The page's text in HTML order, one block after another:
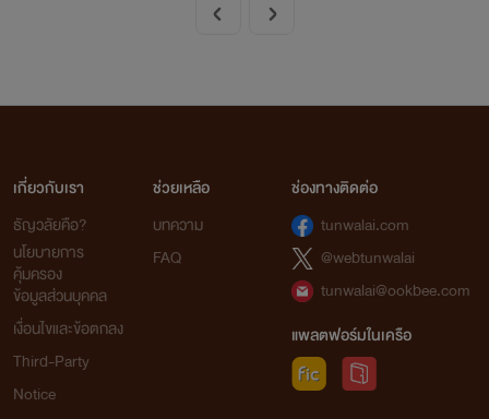
เกี่ยวกับเรา
ธัญวลัยคือ?
นโยบายการ
คุ้มครอง
ข้อมูลส่วนบุคคล
เงื่อนไขและข้อตกลง
Third-Party
Notice
ช่วยเหลือ
บทความ
FAQ
ช่องทางติดต่อ
tunwalai.com
@webtunwalai
tunwalai@ookbee.com
แพลตฟอร์มในเครือ